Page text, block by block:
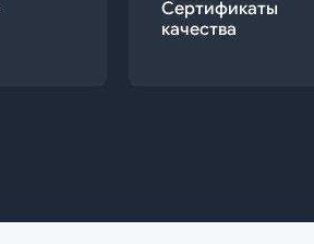
Сертификаты
качества